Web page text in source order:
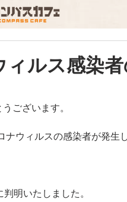
ィルス感染
ございます。
ナウィルスの感染者が発生
明いたしました。